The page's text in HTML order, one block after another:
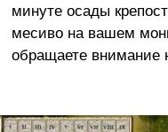
минуте осады
месиво на вашем
обращаете внимание